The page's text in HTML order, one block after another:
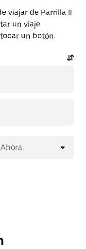
viajar de Parrilla II
un viaje
un botón.
Ahora